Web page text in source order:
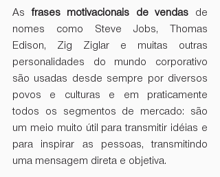
As frases motivacionais de vendas de
nomes como Steve Jobs, Thomas
Edison, Zig Ziglar e muitas outras
personalidades do mundo corporativo
são usadas desde sempre por diversos
povos e culturas e em praticamente
todos os segmentos de mercado: são
um meio muito útil para transmitir idéias e
para inspirar as pessoas, transmitindo
uma mensagem direta e objetiva.